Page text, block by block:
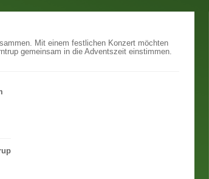
Mit einem festlichen Konzert möchten
gemeinsam in die Adventszeit einstimmen.